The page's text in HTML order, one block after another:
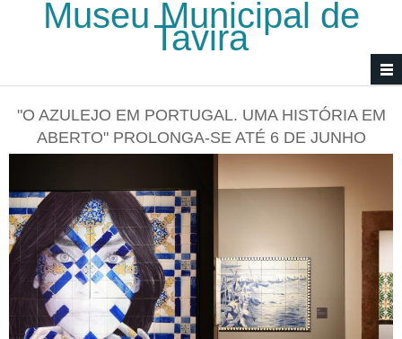
Passar para o conteúdo principal
Museu Municipal de
Tavira
"O AZULEJO EM PORTUGAL. UMA HISTÓRIA EM
ABERTO" PROLONGA-SE ATÉ 6 DE JUNHO